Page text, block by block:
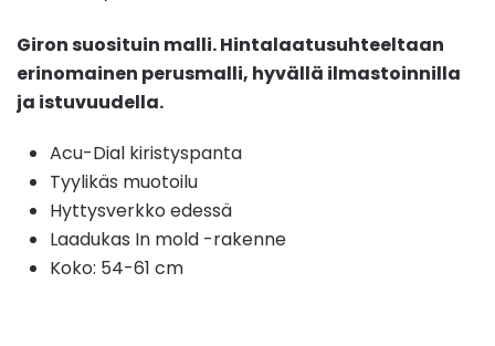
Giron suosituin malli. Hintalaatusuhteeltaan
erinomainen perusmalli, hyvällä ilmastoinnilla
ja istuvuudella.
Acu-Dial kiristyspanta
Tyylikäs muotoilu
Hyttysverkko edessä
Laadukas In mold -rakenne
Koko: 54-61 cm